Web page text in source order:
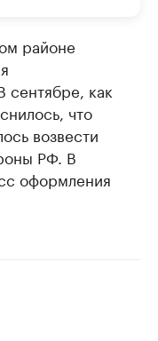
районе
сентябре, как
что
возвести
РФ. В
оформления